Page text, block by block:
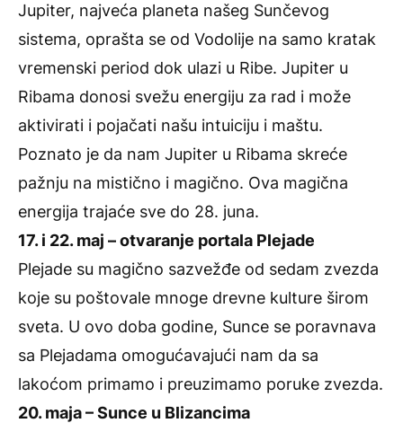
Jupiter, najveća planeta našeg Sunčevog
sistema, oprašta se od Vodolije na samo kratak
vremenski period dok ulazi u Ribe. Jupiter u
Ribama donosi svežu energiju za rad i može
aktivirati i pojačati našu intuiciju i maštu.
Poznato je da nam Jupiter u Ribama skreće
pažnju na mistično i magično. Ova magična
energija trajaće sve do 28. juna.
17. i 22. maj – otvaranje portala Plejade
Plejade su magično sazvežđe od sedam zvezda
koje su poštovale mnoge drevne kulture širom
sveta. U ovo doba godine, Sunce se poravnava
sa Plejadama omogućavajući nam da sa
lakoćom primamo i preuzimamo poruke zvezda.
20. maja – Sunce u Blizancima